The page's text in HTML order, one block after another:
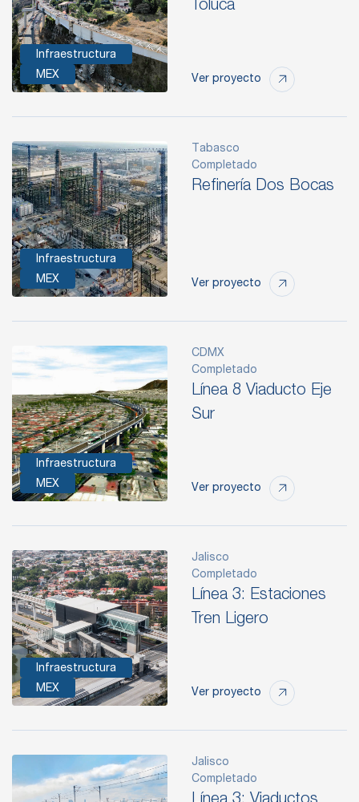
Infraestructura
MEX
Toluca
Ver proyecto
Infraestructura
MEX
Tabasco
Completado
Refinería Dos Bocas
Ver proyecto
Infraestructura
MEX
CDMX
Completado
Línea 8 Viaducto Eje
Sur
Ver proyecto
Infraestructura
MEX
Jalisco
Completado
Línea 3: Estaciones
Tren Ligero
Ver proyecto
Jalisco
Completado